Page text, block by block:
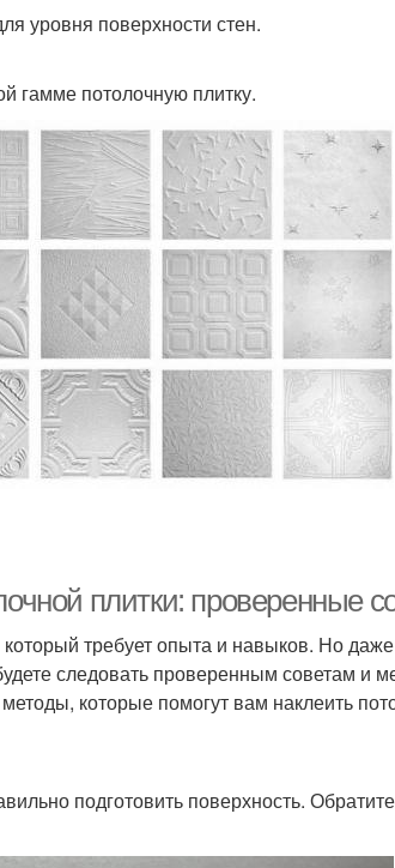
уровня поверхности стен.
гамме потолочную плитку.
плитки: проверенные
требует опыта и навыков. Но
следовать проверенным советам и
которые помогут вам наклеить
подготовить поверхность.